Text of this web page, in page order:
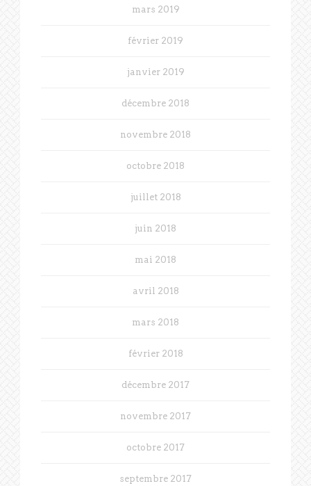
mars 2019
février 2019
janvier 2019
décembre 2018
novembre 2018
octobre 2018
juillet 2018
juin 2018
mai 2018
avril 2018
mars 2018
février 2018
décembre 2017
novembre 2017
octobre 2017
septembre 2017